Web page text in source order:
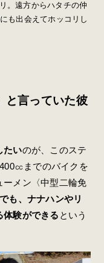
。遠方からハタチの仲
も出会えてホッコリし
と言っていた彼
たいのが、このステ
㏄までのバイクを
メン〈中型二輪免
も、ナナハンやリ
体験ができる という